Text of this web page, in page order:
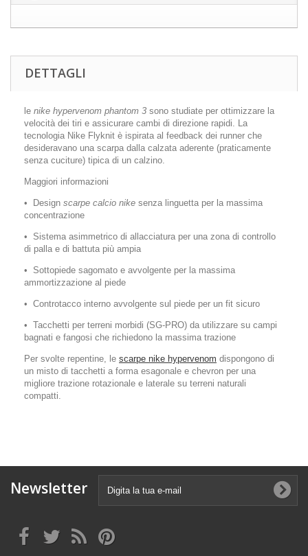
DETTAGLI
le nike hypervenom phantom 3 sono studiate per ottimizzare la
velocità dei tiri e assicurare cambi di direzione rapidi. La
tecnologia Nike Flyknit è ispirata al feedback dei runner che
desideravano una scarpa dalla calzata aderente (praticamente
senza cuciture) tipica di un calzino.
Maggiori informazioni
• Design scarpe calcio nike senza linguetta per la massima
concentrazione
• Sistema asimmetrico di allacciatura per una zona di controllo
di palla e di battuta più ampia
• Sottopiede sagomato e avvolgente per la massima
ammortizzazione al piede
• Controtacco interno avvolgente sul piede per un fit sicuro
• Tacchetti per terreni morbidi (SG-PRO) da utilizzare su campi
bagnati e fangosi che richiedono la massima trazione
Per svolte repentine, le scarpe nike hypervenom dispongono di
un misto di tacchetti a forma esagonale e chevron per una
migliore trazione rotazionale e laterale su terreni naturali
compatti.
Newsletter